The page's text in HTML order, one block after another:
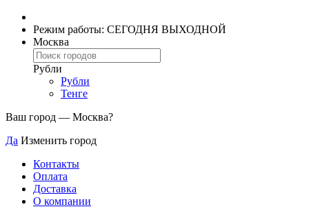
Режим работы: СЕГОДНЯ ВЫХОДНОЙ
Москва
Рубли
Рубли
Тенге
Ваш город — Москва?
Да Изменить город
Контакты
Оплата
Доставка
О компании